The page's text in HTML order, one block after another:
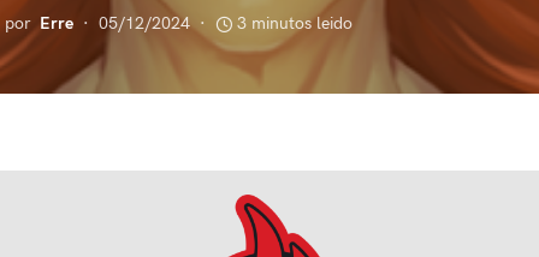
por Erre 05/12/2024 3 minutos leido